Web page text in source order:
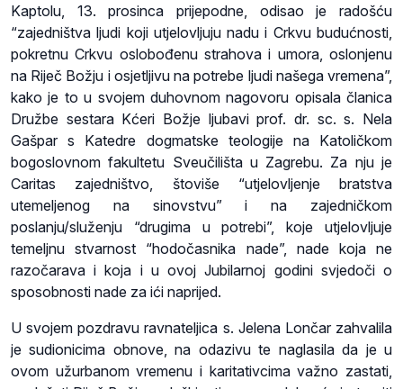
Kaptolu, 13. prosinca prijepodne, odisao je radošću
“zajedništva ljudi koji utjelovljuju nadu i Crkvu budućnosti,
pokretnu Crkvu oslobođenu strahova i umora, oslonjenu
na Riječ Božju i osjetljivu na potrebe ljudi našega vremena”,
kako je to u svojem duhovnom nagovoru opisala članica
Družbe sestara Kćeri Božje ljubavi prof. dr. sc. s. Nela
Gašpar s Katedre dogmatske teologije na Katoličkom
bogoslovnom fakultetu Sveučilišta u Zagrebu. Za nju je
Caritas zajedništvo, štoviše “utjelovljenje bratstva
utemeljenog na sinovstvu” i na zajedničkom
poslanju/služenju “drugima u potrebi”, koje utjelovljuje
temeljnu stvarnost “hodočasnika nade”, nade koja ne
razočarava i koja i u ovoj Jubilarnoj godini svjedoči o
sposobnosti nade za ići naprijed.
U svojem pozdravu ravnateljica s. Jelena Lončar zahvalila
je sudionicima obnove, na odazivu te naglasila da je u
ovom užurbanom vremenu i karitativcima važno zastati,